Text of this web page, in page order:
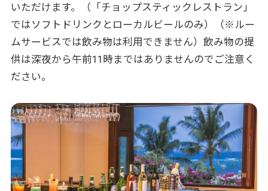
いただけます。（「チョップスティックレストラン」
ではソフトドリンクとローカルビールのみ）（※ルー
ムサービスでは飲み物は利用できません）飲み物の提
供は深夜から午前11時まではありませんのでご注意く
ださい。